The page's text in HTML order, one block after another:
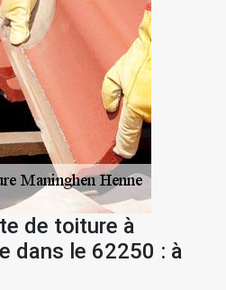
de toiture à
dans le 62250 : à